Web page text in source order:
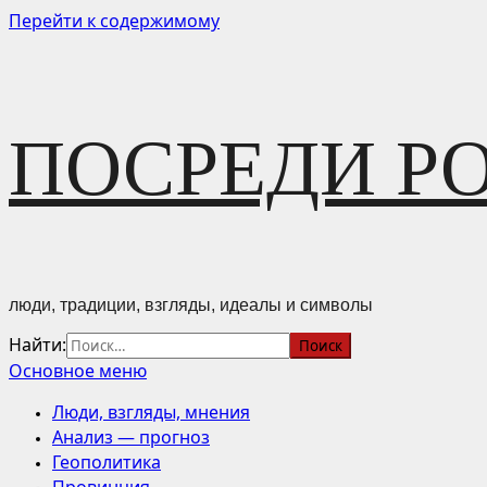
Перейти к содержимому
ПОСРЕДИ
люди, традиции, взгляды, идеалы и символы
Найти:
Основное меню
Люди, взгляды, мнения
Анализ — прогноз
Геополитика